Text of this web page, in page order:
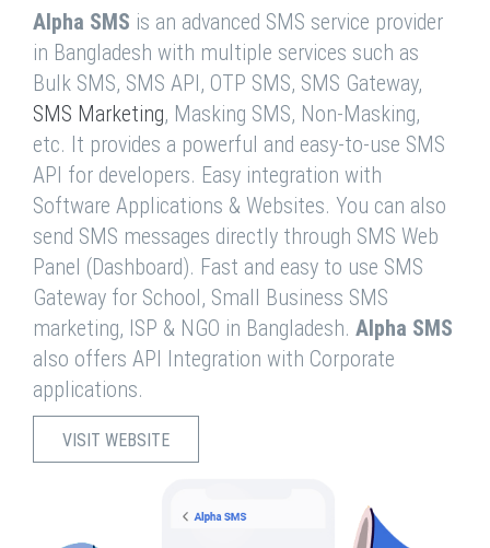
Alpha SMS is an advanced SMS service provider
in Bangladesh with multiple services such as
Bulk SMS, SMS API, OTP SMS, SMS Gateway,
SMS Marketing, Masking SMS, Non-Masking,
etc. It provides a powerful and easy-to-use SMS
API for developers. Easy integration with
Software Applications & Websites. You can also
send SMS messages directly through SMS Web
Panel (Dashboard). Fast and easy to use SMS
Gateway for School, Small Business SMS
marketing, ISP & NGO in Bangladesh. Alpha SMS
also offers API Integration with Corporate
applications.
VISIT WEBSITE